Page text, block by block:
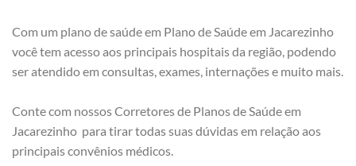
Com um plano de saúde em Plano de Saúde em Jacarezinho
você tem acesso aos principais hospitais da região, podendo
ser atendido em consultas, exames, internações e muito mais.
Conte com nossos Corretores de Planos de Saúde em
Jacarezinho para tirar todas suas dúvidas em relação aos
principais convênios médicos.